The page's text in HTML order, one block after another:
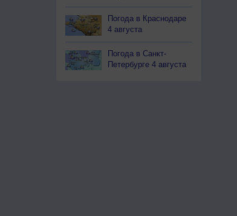
Погода в Краснодаре
4 августа
Погода в Санкт-
Петербурге 4 августа